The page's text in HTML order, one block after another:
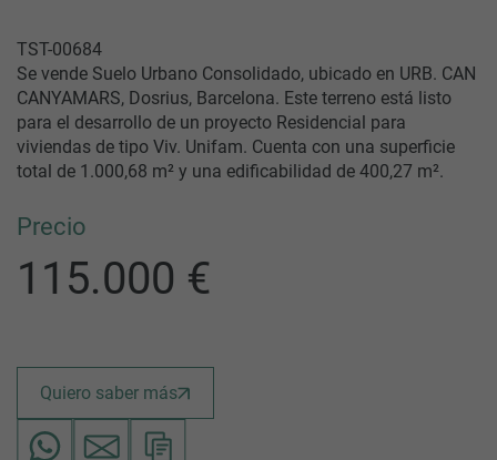
TST-00684
Se vende Suelo Urbano Consolidado, ubicado en URB. CAN
CANYAMARS, Dosrius, Barcelona. Este terreno está listo
para el desarrollo de un proyecto Residencial para
viviendas de tipo Viv. Unifam. Cuenta con una superficie
total de 1.000,68 m² y una edificabilidad de 400,27 m².
Precio
115.000 €
Quiero saber más